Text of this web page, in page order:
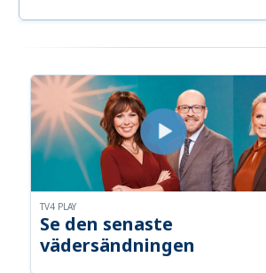
Se den senaste
vädersändningen
TV4 PLAY